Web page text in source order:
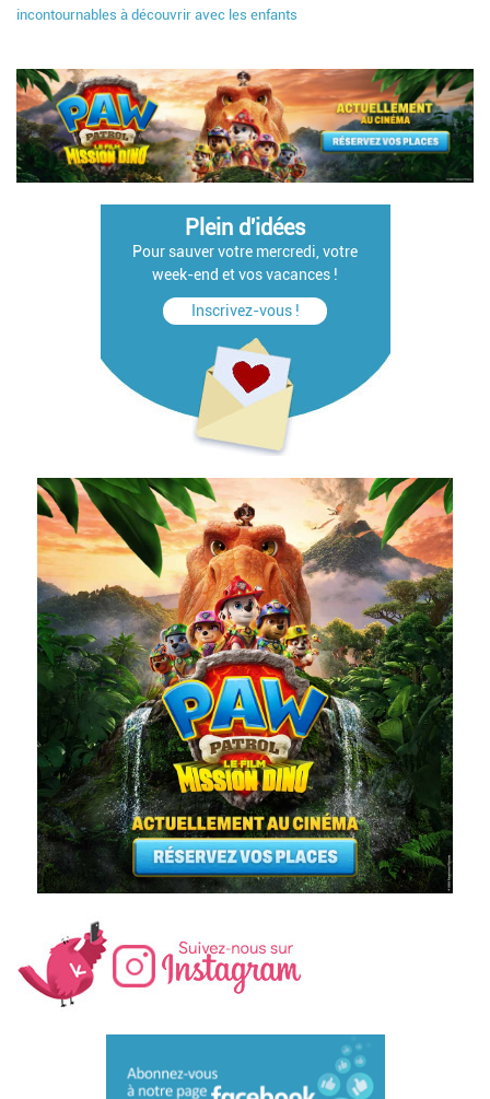
incontournables à découvrir avec les enfants
Plein d'idées
Pour sauver votre mercredi, votre
week-end et vos vacances !
Inscrivez-vous !